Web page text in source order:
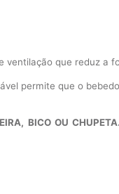
que reduz
permite que o
BICO OU